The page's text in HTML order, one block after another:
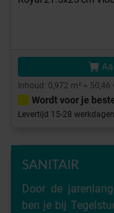
Inhoud: 0,972 m² =
Wordt voor je
Levertijd 15-28
SANITAIR
Door de
ben je bij